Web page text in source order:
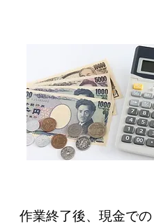
作業終了後、現金での